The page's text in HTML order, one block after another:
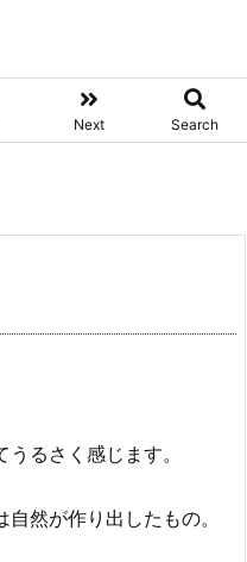
Next Search
るさく感じます。
然が作り出したもの。